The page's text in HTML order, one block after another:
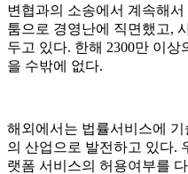
변협과의 소송에서 계속해
툼으로 경영난에 직면했고,
두고 있다. 한해 2300만 이
을 수밖에 없다.
해외에서는 법률서비스에 기
의 산업으로 발전하고 있다.
랫폼 서비스의 허용여부를